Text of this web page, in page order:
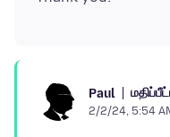
Paul
2/2/24, 5:54